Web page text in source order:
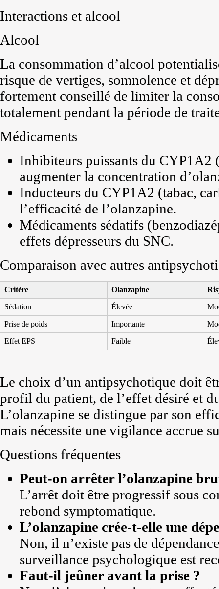
Interactions et alcool
Alcool
La consommation d’alcool
risque de vertiges, somnolence et
fortement conseillé de limiter la
totalement pendant la période de
Médicaments
Inhibiteurs puissants du
augmenter la concentration
Inducteurs du CYP1A2 (tabac,
l’efficacité de l’olanzapine.
Médicaments sédatifs
effets dépresseurs du SNC.
Comparaison avec autres
Critère Olanzapine
Sédation Élevée
Prise de poids Importante
Effet EPS Faible
Le choix d’un antipsychotique doit
profil du patient, de l’effet désiré et
L’olanzapine se distingue par son
mais nécessite une vigilance accrue
Questions fréquentes
Peut-on arrêter l’olanzapine
L’arrêt doit être progressif sous
rebond symptomatique.
L’olanzapine crée-t-elle une
Non, il n’existe pas de
surveillance psychologique est
Faut-il jeûner avant la prise ?